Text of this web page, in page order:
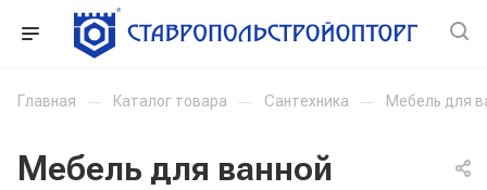
Главная — Каталог товара — Сантехника — Мебель для
Мебель для ванной